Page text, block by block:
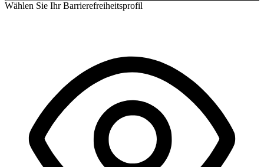
Wählen Sie Ihr Barrierefreiheitsprofil